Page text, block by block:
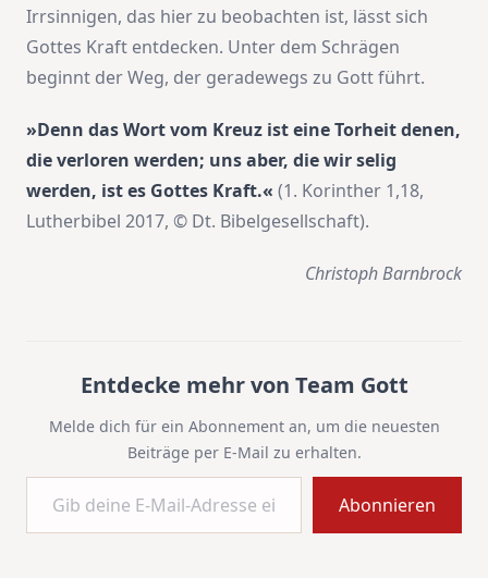
Irrsinnigen, das hier zu beobachten ist, lässt sich
Gottes Kraft entdecken. Unter dem Schrägen
beginnt der Weg, der geradewegs zu Gott führt.
»Denn das Wort vom Kreuz ist eine Torheit denen,
die verloren werden; uns aber, die wir selig
werden, ist es Gottes Kraft.« (1. Korinther 1,18,
Lutherbibel 2017, © Dt. Bibelgesellschaft).
Christoph Barnbrock
Entdecke mehr von Team Gott
Melde dich für ein Abonnement an, um die neuesten
Beiträge per E-Mail zu erhalten.
Gib deine E-Mail-Adresse ein ...
Abonnieren